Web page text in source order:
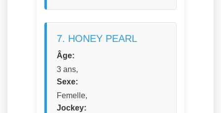
7. HONEY PEARL
Âge:
3 ans,
Sexe:
Femelle,
Jockey: